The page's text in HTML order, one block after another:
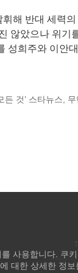
해 반대 세력
않았으나 위기
성희주와 이안
것’ 스타뉴스,
사용합니다. 쿠
대한 상세한 정보